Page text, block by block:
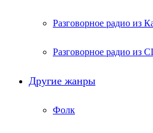
Разговорное радио из
Разговорное радио из
Другие жанры
Фолк